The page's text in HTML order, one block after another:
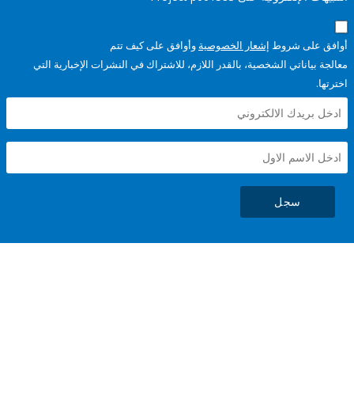
شروطإشعار الخصوصيةوأوافق على كيف تتم
الشخصية، بالقدر اللازم، للاشتراك في النشرات الإخبارية التي